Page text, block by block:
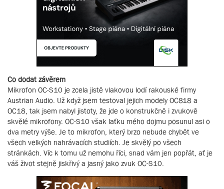
Co dodat závěrem
Mikrofon OC-S10 je zcela jistě vlakovou lodí rakouské firmy
Austrian Audio. Už když jsem testoval jejich modely OC818 a
OC18, tak jsem nabyl jistoty, že jde o konstrukčně i zvukově
skvělé mikrofony. OC-S10 však laťku mého dojmu posunul asi o
dva metry výše. Je to mikrofon, který brzo nebude chybět ve
všech velkých nahrávacích studiích. Je skvělý po všech
stránkách. Víc k tomu už nemohu říci, snad vám jen popřát, ať je
váš život stejně jiskřivý a jasný jako zvuk OC-S10.